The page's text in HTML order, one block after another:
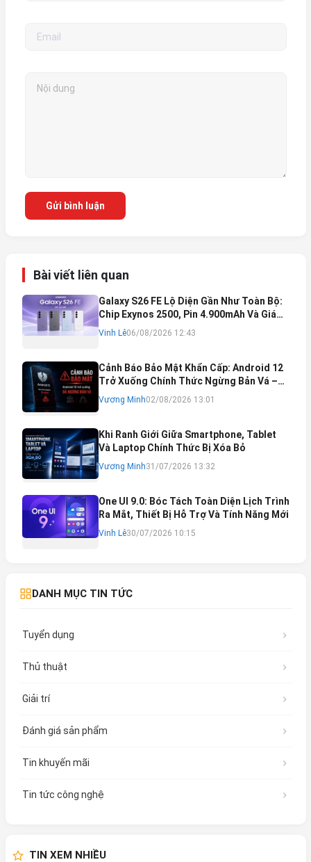
Gửi bình luận
Bài viết liên quan
Galaxy S26 FE Lộ Diện Gần Như Toàn Bộ:
Chip Exynos 2500, Pin 4.900mAh Và Giá
Bán Dự Kiến
Vinh Lê06/08/2026 12:43
Cảnh Báo Bảo Mật Khẩn Cấp: Android 12
Trở Xuống Chính Thức Ngừng Bản Vá –
Rủi Ro Mất Tài Khoản Ngân Hàng & Cách
Khắc Phục
Vương Minh02/08/2026 13:01
Khi Ranh Giới Giữa Smartphone, Tablet
Và Laptop Chính Thức Bị Xóa Bỏ
Vương Minh31/07/2026 13:32
One UI 9.0: Bóc Tách Toàn Diện Lịch Trình
Ra Mắt, Thiết Bị Hỗ Trợ Và Tính Năng Mới
Vinh Lê30/07/2026 10:15
DANH MỤC TIN TỨC
Tuyển dụng
Thủ thuật
Giải trí
Đánh giá sản phẩm
Tin khuyến mãi
Tin tức công nghệ
TIN XEM NHIỀU